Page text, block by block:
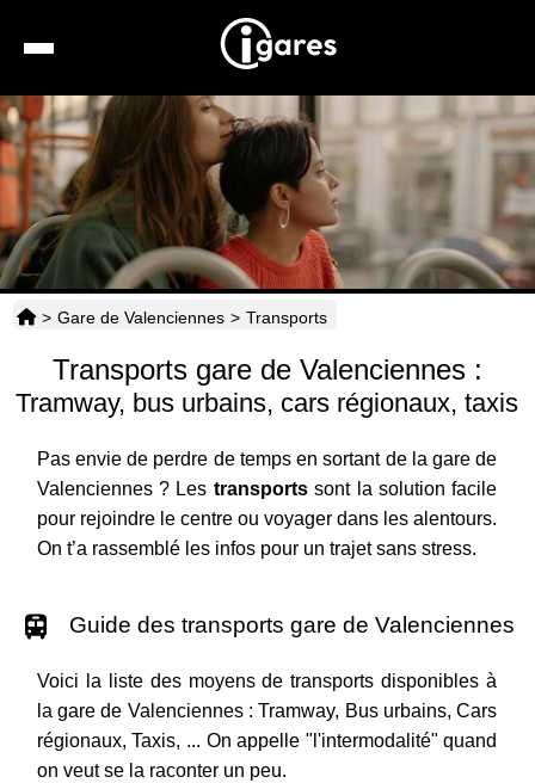
Recherche
Location de voiture
Hôtels
Taxis
Transports
> Gare de Valenciennes > Transports
Transports gare de Valenciennes :
Tramway, bus urbains, cars régionaux, taxis
Pas envie de perdre de temps en sortant de la gare de
Valenciennes ? Les transportssont la solution facile
pour rejoindre le centre ou voyager dans les alentours.
On t’a rassemblé les infos pour un trajet sans stress.
Guide des transports gare de Valenciennes
Voici la liste des moyens de transports disponibles à
la gare de Valenciennes : Tramway, Bus urbains, Cars
régionaux, Taxis, ... On appelle "l'intermodalité" quand
on veut se la raconter un peu.